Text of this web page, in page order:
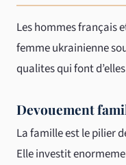
Les hommes français
femme ukrainienne
qualites qui font
Devouement
La famille est le pilier
Elle investit